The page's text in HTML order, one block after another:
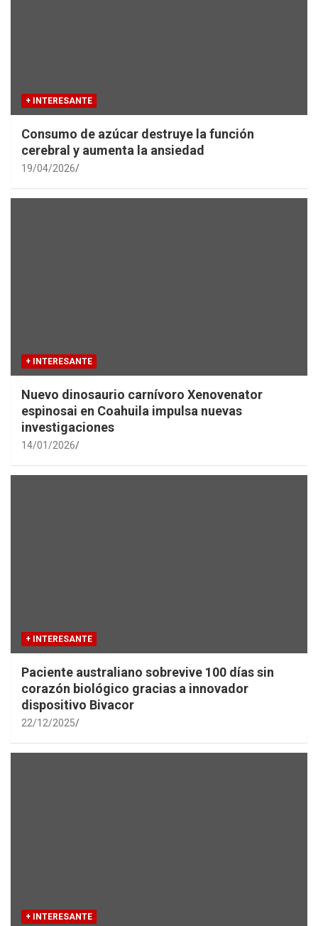
+ INTERESANTE
Consumo de azúcar destruye la función
cerebral y aumenta la ansiedad
19/04/2026
+ INTERESANTE
Nuevo dinosaurio carnívoro Xenovenator
espinosai en Coahuila impulsa nuevas
investigaciones
14/01/2026
+ INTERESANTE
Paciente australiano sobrevive 100 días sin
corazón biológico gracias a innovador
dispositivo Bivacor
22/12/2025
+ INTERESANTE